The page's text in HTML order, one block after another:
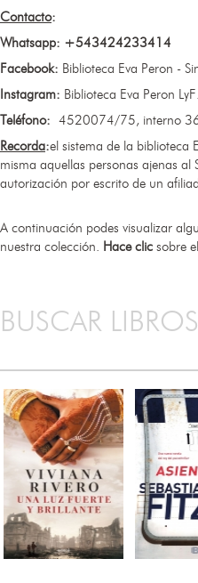
Contacto:
Whatsapp: +543424233414
Facebook: Biblioteca Eva Peron -
Instagram: Biblioteca Eva Peron LyF.
Teléfono: 4520074/75, interno
Recorda:el sistema de la biblioteca
misma aquellas personas ajenas
autorización por escrito de un
A continuación podes visualizar
nuestra colección. Hace clic sobre
BUSCAR LIBROS